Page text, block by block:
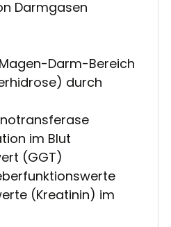
Darmgasen
Darm-Bereich
durch
im Blut
(GGT)
(Kreatinin) im